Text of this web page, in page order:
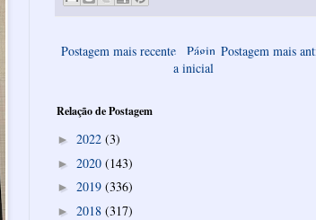
Postagem mais recente Postagem mais
Págin
a inicial
Relação de Postagem
► 2022 (3)
► 2020 (143)
► 2019 (336)
► 2018 (317)